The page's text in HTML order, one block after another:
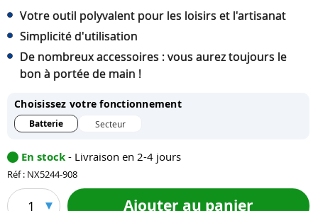
Votre outil polyvalent pour les loisirs et l'artisanat
Simplicité d'utilisation
De nombreux accessoires : vous aurez toujours le
bon à portée de main !
Choisissez votre fonctionnement
Batterie Secteur
En stock - Livraison en 2-4 jours
Réf : NX5244-908
1 Ajouter au panier